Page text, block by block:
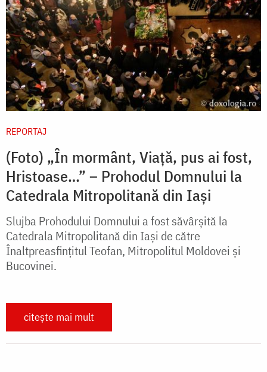
REPORTAJ
(Foto) „În mormânt, Viaţă, pus ai fost,
Hristoase…” – Prohodul Domnului la
Catedrala Mitropolitană din Iași
Slujba Prohodului Domnului a fost săvârșită la
Catedrala Mitropolitană din Iași de către
Înaltpreasfințitul Teofan, Mitropolitul Moldovei și
Bucovinei.
citește mai mult